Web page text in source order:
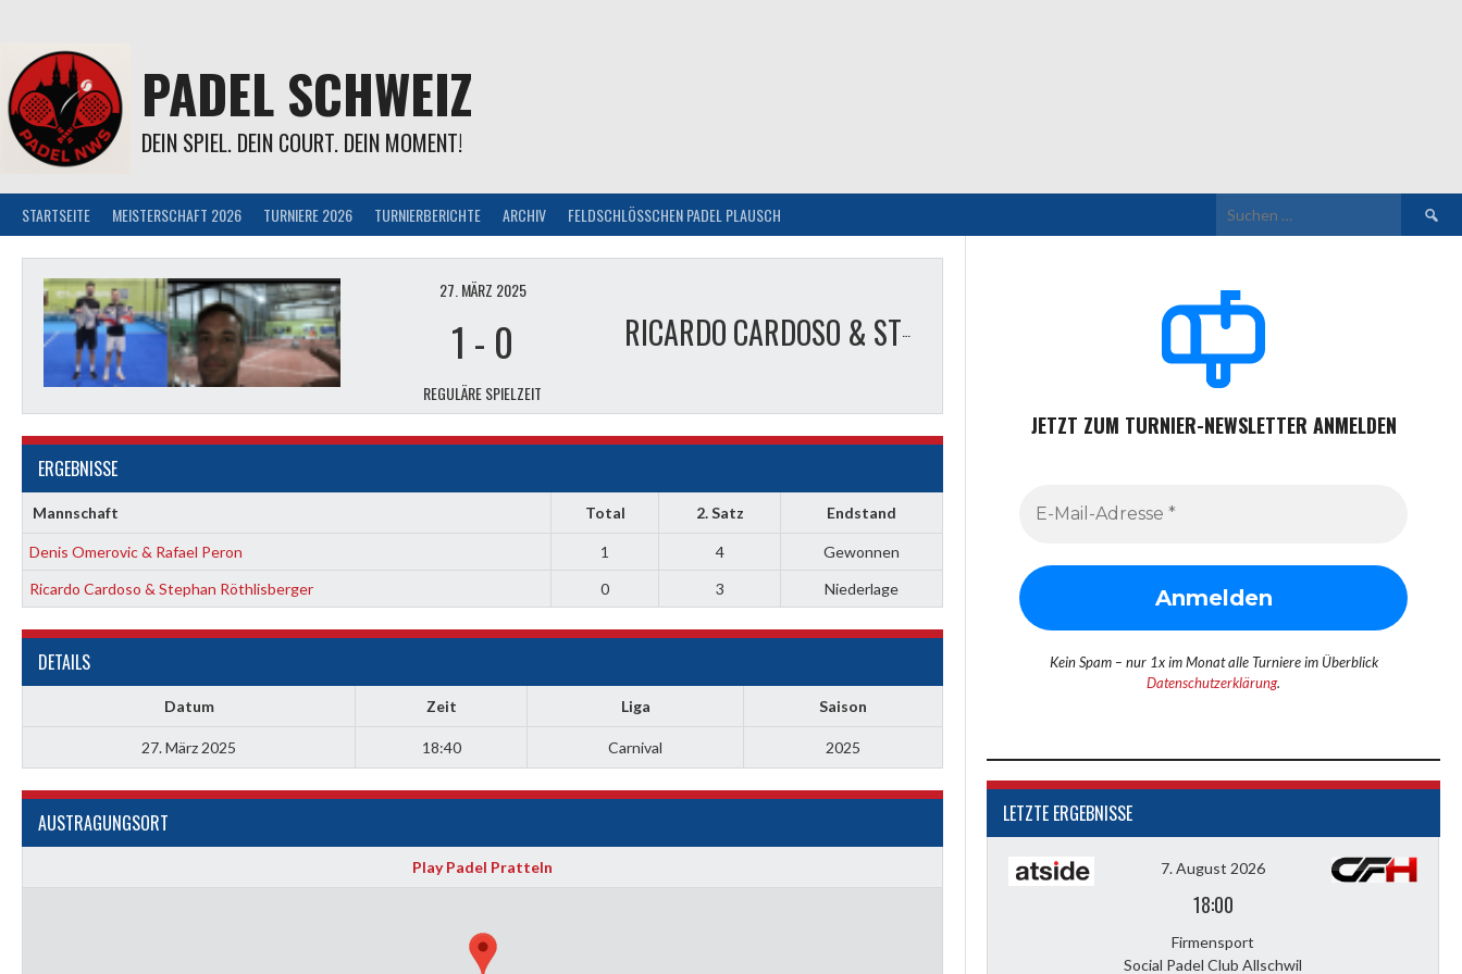
Inhalt
PADEL SCHWEIZ
DEIN SPIEL. DEIN COURT. DEIN MOMENT!
STARTSEITE MEISTERSCHAFT 2026 TURNIERE 2026 TURNIERBERICHTE ARCHIV FELDSCHLÖSSCHEN PADEL PLAUSCH
Suchen
nach:
DENIS OMEROVIC & RAFAEL PERON
27. MÄRZ 2025
1 - 0
REGULÄRE SPIELZEIT
ERGEBNISSE
Mannschaft Total 2. Satz Endstand
Denis Omerovic & Rafael Peron 1 4
Gewonnen
Ricardo Cardoso & Stephan Röthlisberger
0 3 Niederlage
DETAILS
Datum Zeit Liga Saison
27. März 2025 18:40 Carnival 2025
AUSTRAGUNGSORT
Play Padel Pratteln
JETZT ZUM TURNIER-NEWSLETTER ANMELDEN
Kein Spam – nur 1x im Monat alle Turniere im Überblick
Datenschutzerklärung.
LETZTE ERGEBNISSE
7. August 2026
18:00
Firmensport
Social Padel Club Allschwil